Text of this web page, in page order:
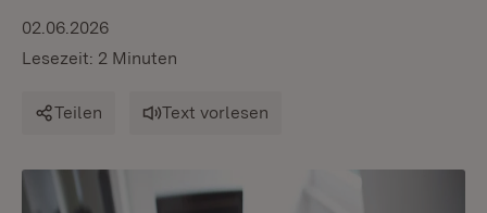
02.06.2026
Lesezeit: 2 Minuten
Teilen Text vorlesen